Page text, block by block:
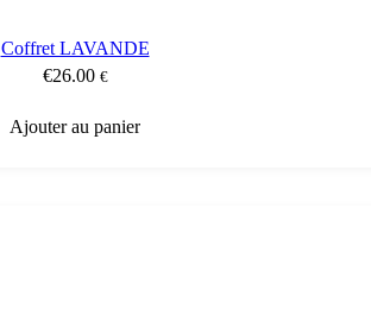
Coffret LAVANDE
€26.00 €
Ajouter au panier